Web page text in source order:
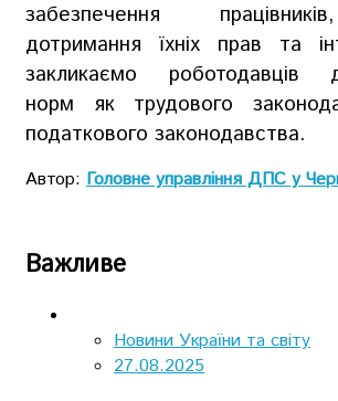
забезпечення
дотримання їхніх прав та
закликаємо роботодавців
норм як трудового
податкового законодавства.
Автор: Головне управління ДПС у
Важливе
Новини України та світу
27.08.2025